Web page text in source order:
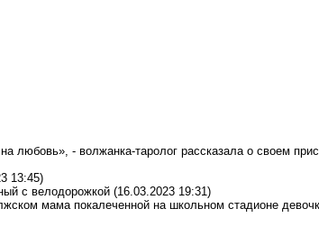
любовь», - волжанка-таролог рассказала о своем
13:45)
с велодорожкой (16.03.2023 19:31)
мама покалеченной на школьном стадионе